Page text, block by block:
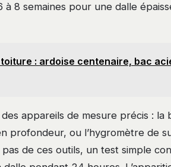
à 8 semaines pour une dalle
: ardoise centenaire, bac
appareils de mesure précis : la
profondeur, ou l’hygromètre de
de ces outils, un test simple